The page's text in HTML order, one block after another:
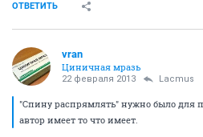
ОТВЕТИТЬ
vran
Циничная мразь
22 февраля 2013 Lacmus
"Спину распрямлять" нужно было для
автор имеет то что имеет.